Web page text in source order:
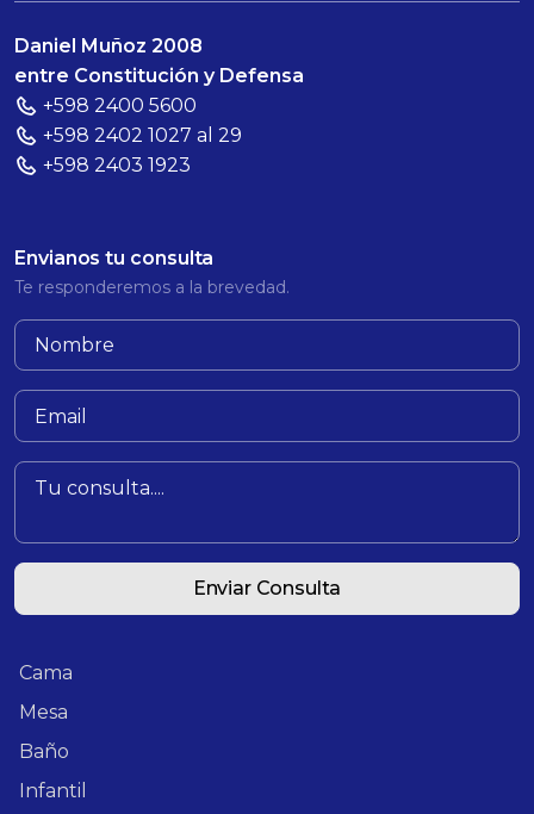
Daniel Muñoz 2008
entre Constitución y Defensa
+598 2400 5600
+598 2402 1027 al 29
+598 2403 1923
Envianos tu consulta
Te responderemos a la brevedad.
Enviar Consulta
Cama
Mesa
Baño
Infantil